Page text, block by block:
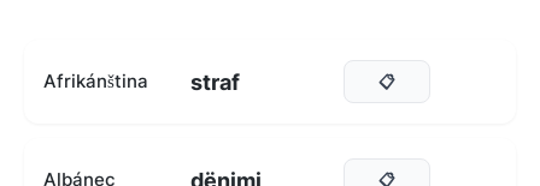
Afrikánština straf 📋
Albánec dënimi 📋